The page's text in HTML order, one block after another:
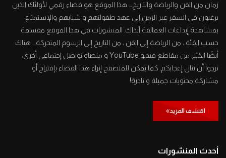
زمان من الفن والرياضة والتاريخ… هذا الموقع هو فضاء رقمي لأولئك الذين
يرغبون في السفر عبر الزمن إلى عهد طفولتهم و شبابهم والإستمتاع
بمشاهدة إبداعات العمالقة آنذاك. المنشورات في هذا الموقع مقسمة
حسب الفئة ، من الرياضة إلى الفن ، من التاريخ إلى الرسوم المتحركة… هناك
أيضًا الكثير من مقاطع فيديو YouTube و منصاة تواصل إجتماعي أخرى،
نرجوا أن تنال إعجابكم. كما يمكن للمتصفح إثراء هذا الفضاء بإقتراح أو
مشاركة محتويات جميلة و نادرة!
اكتشف المزيد
أحدث المنشورات